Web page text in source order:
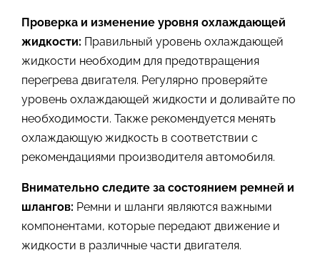
Проверка и изменение уровня охлаждающей
жидкости: Правильный уровень охлаждающей
жидкости необходим для предотвращения
перегрева двигателя. Регулярно проверяйте
уровень охлаждающей жидкости и доливайте по
необходимости. Также рекомендуется менять
охлаждающую жидкость в соответствии с
рекомендациями производителя автомобиля.
Внимательно следите за состоянием ремней и
шлангов: Ремни и шланги являются важными
компонентами, которые передают движение и
жидкости в различные части двигателя.